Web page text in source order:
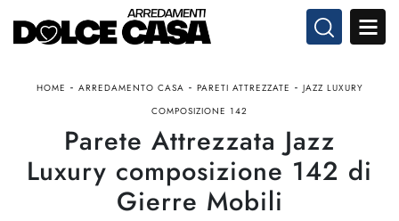
HOME - ARREDAMENTO CASA - PARETI ATTREZZATE - JAZZ LUXURY
COMPOSIZIONE 142
Parete Attrezzata Jazz
Luxury composizione 142 di
Gierre Mobili